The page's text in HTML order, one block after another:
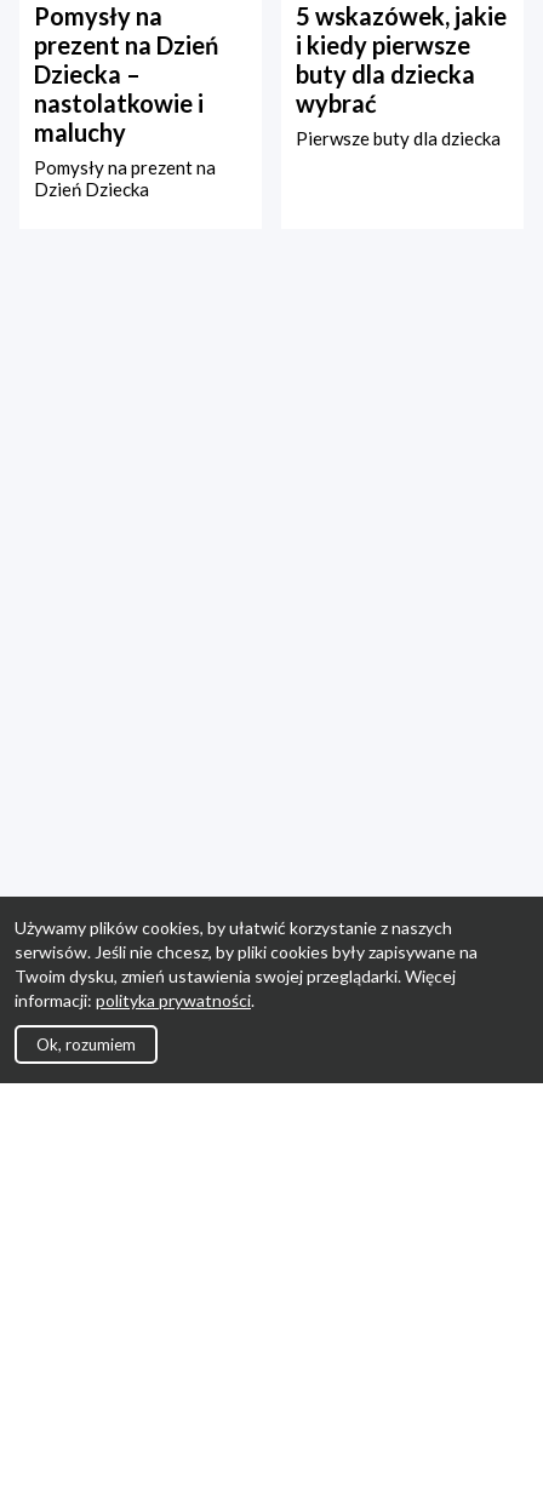
Pomysły na
prezent na Dzień
Dziecka –
nastolatkowie i
maluchy
Pomysły na prezent na
Dzień Dziecka
5 wskazówek, jakie
i kiedy pierwsze
buty dla dziecka
wybrać
Pierwsze buty dla dziecka
Używamy plików cookies, by ułatwić korzystanie z naszych
serwisów. Jeśli nie chcesz, by pliki cookies były zapisywane na
Twoim dysku, zmień ustawienia swojej przeglądarki. Więcej
informacji: polityka prywatności.
Ok, rozumiem